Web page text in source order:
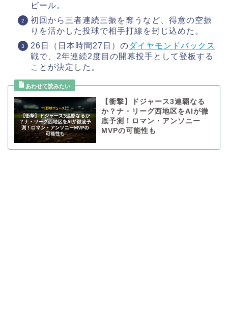
ピール。
初回から三者連続三振を奪うなど、得意の空振
りを活かした投球で相手打線を封じ込めた。
26日（日本時間27日）のダイヤモンドバックス
戦で、2年連続2度目の開幕投手として登板する
ことが決定した。
【衝撃】ドジャース3連覇なる
か？ナ・リーグ西地区をAIが徹
底予測！ロマン・アンソニー
MVPの可能性も